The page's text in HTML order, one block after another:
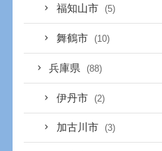
福知山市 (5)
舞鶴市 (10)
兵庫県 (88)
伊丹市 (2)
加古川市 (3)